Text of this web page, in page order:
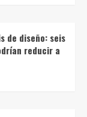
de diseño: seis
reducir a